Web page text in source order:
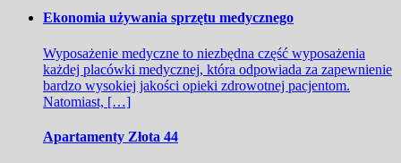
Ekonomia używania sprzętu medycznego
Wyposażenie medyczne to niezbędna część wyposażenia
każdej placówki medycznej, która odpowiada za zapewnienie
bardzo wysokiej jakości opieki zdrowotnej pacjentom.
Natomiast, […]
Apartamenty Złota 44